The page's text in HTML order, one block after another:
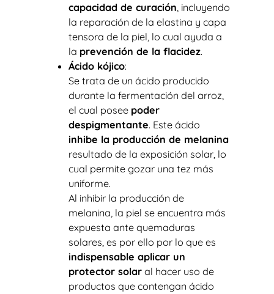
capacidad de curación, incluyendo
la reparación de la elastina y capa
tensora de la piel, lo cual ayuda a
la prevención de la flacidez.
Ácido kójico:
Se trata de un ácido producido
durante la fermentación del arroz,
el cual posee poder
despigmentante. Este ácido
inhibe la producción de melanina
resultado de la exposición solar, lo
cual permite gozar una tez más
uniforme.
Al inhibir la producción de
melanina, la piel se encuentra más
expuesta ante quemaduras
solares, es por ello por lo que es
indispensable aplicar un
protector solar al hacer uso de
productos que contengan ácido